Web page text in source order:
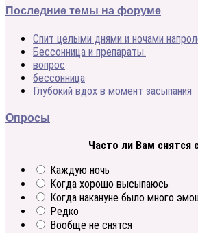
Последние темы на форуме
Спит целыми днями и ночами
Бессонница и препараты.
вопрос
бессонница
Глубокий вдох в момент засыпания
Опросы
Часто ли Вам снятся
Каждую ночь
Когда хорошо высыпаюсь
Когда накануне было много
Редко
Вообще не снятся